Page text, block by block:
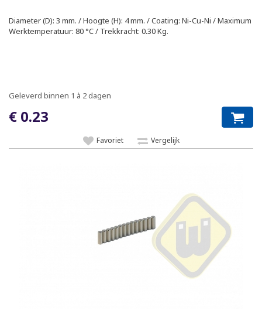
Diameter (D): 3 mm. / Hoogte (H): 4 mm. / Coating: Ni-Cu-Ni / Maximum
Werktemperatuur: 80 °C / Trekkracht: 0.30 Kg.
Geleverd binnen 1 à 2 dagen
€ 0.23
Favoriet Vergelijk